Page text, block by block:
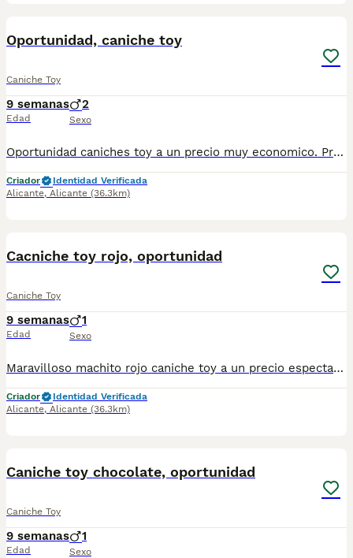
Oportunidad, caniche toy
Caniche Toy
9 semanas
Edad
2
Sexo
Oportunidad caniches toy a un precio muy economico. Preciosa camada familiar de caniche toy, precio real. Cachorritos nacidos y criados en familia con todos los cuidados y atenciones que esta maravillosa raza necesita. Autenticos muñequitos disponibles en distintos colores, rojo, apricot, negro y chocolate. El precio va en funcion del color. Entrega a domicilio a toda España. Llamame o escribeme 653037806, y te explico los detalles con mucho gusto, fotos reales de nuestros cachorritos. Seriedad. Visita la web micachorro.es y siguenos en tik tok e instagram para estar al dia de las novedades. ES451230000020
Criador
Identidad Verificada
Alicante, Alicante (36.3km)
Cacniche toy rojo, oportunidad
Caniche Toy
9 semanas
Edad
1
Sexo
Maravilloso machito rojo caniche toy a un precio espectacular. Nacido y criado en familia con todos los cuidados y atenciones necesarias para que se desarrolle sano y feliz. Llamame o escribeme al numero 653037806 y te explico los detalles. No pierdas la oportunidad.
Criador
Identidad Verificada
Alicante, Alicante (36.3km)
Caniche toy chocolate, oportunidad
Caniche Toy
9 semanas
Edad
1
Sexo